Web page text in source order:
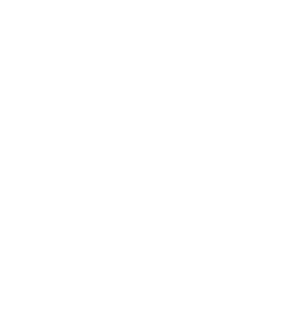
moment de détente avec une gamme
et de soins du visage au spa
relaxation et une régénération